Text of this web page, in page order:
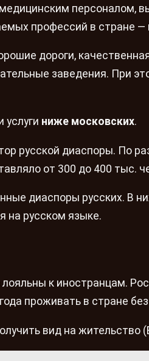
персоналом,
профессий в стране —
дороги,
заведения. При
услуги ниже московских.
русской диаспоры. По
от 300 до 400 тыс.
диаспоры русских. В
на русском языке.
к иностранцам.
проживать в стране
вид на